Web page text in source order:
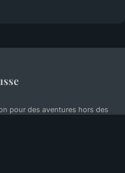
pour des aventures hors des